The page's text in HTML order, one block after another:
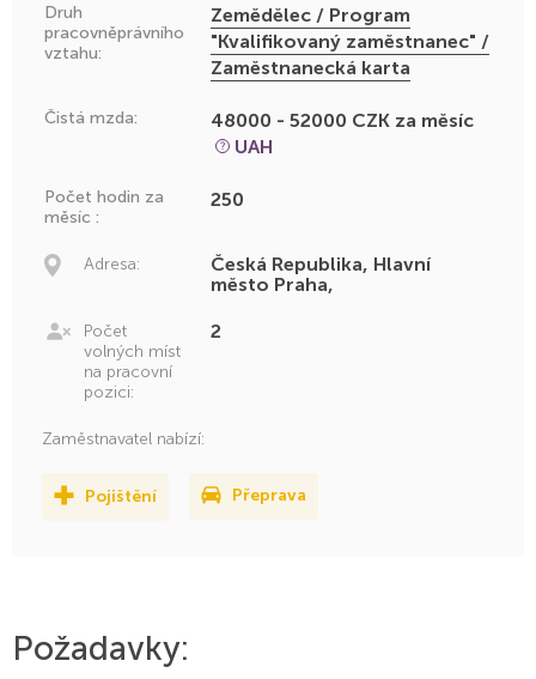
Druh
pracovněprávního
vztahu:
Zemědělec / Program
"Kvalifikovaný zaměstnanec" /
Zaměstnanecká karta
Čistá mzda:
48000 - 52000 CZK za měsíc
UAH
Počet hodin za
měsíc :
250
Adresa:
Česká Republika, Hlavní
město Praha,
Počet
volných míst
na pracovní
pozici:
2
Zaměstnavatel nabízí:
Pojištění Přeprava
Požadavky: